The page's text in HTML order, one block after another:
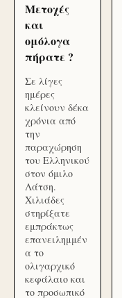
Μετοχές
και
ομόλογα
πήρατε ?
Σε λίγες
ημέρες
κλείνουν δέκα
χρόνια από
την
παραχώρηση
του Ελληνικού
στον όμιλο
Λάτση.
Χιλιάδες
στηρίξατε
εμπράκτως
επανειλημμέν
α το
ολιγαρχικό
κεφάλαιο και
το προσωπικό